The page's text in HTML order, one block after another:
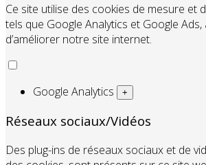
Ce site utilise des cookies de mesure et
tels que Google Analytics et Google Ads,
d’améliorer notre site internet.
Google Analytics +
Réseaux sociaux/Vidéos
Des plug-ins de réseaux sociaux et de